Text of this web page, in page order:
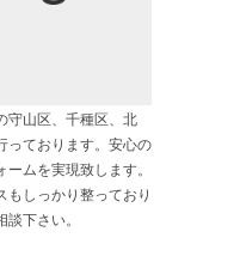
守山区、千種区、北
っております。安心の
ムを実現致します。
もしっかり整っており
下さい。